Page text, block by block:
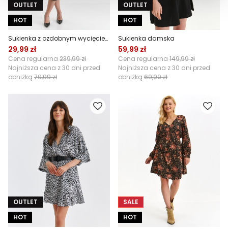
OUTLET
HOT
Sukienka z ozdobnym wycięciem
29,99 zł
Cena regularna 239,99 zł
Najniższa cena z 30 dni przed
obniżką 79,99 zł
OUTLET
HOT
Sukienka damska
59,99 zł
Cena regularna 149,99 zł
Najniższa cena z 30 dni przed
obniżką 69,99 zł
OUTLET
HOT
SALE
HOT